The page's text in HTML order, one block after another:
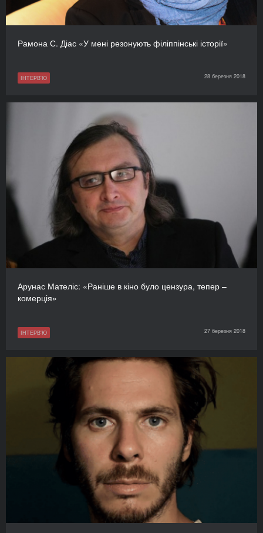
Рамона С. Діас «У мені резонують філіппінські історії»
ІНТЕРВ'Ю 28 березня 2018
Арунас Мателіс: «Раніше в кіно було цензура, тепер –
комерція»
ІНТЕРВ'Ю 27 березня 2018